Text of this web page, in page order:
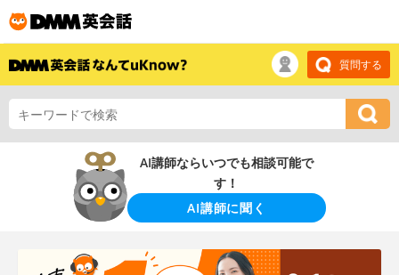
質問する
AI講師ならいつでも相談可能で
す！
AI講師に聞く